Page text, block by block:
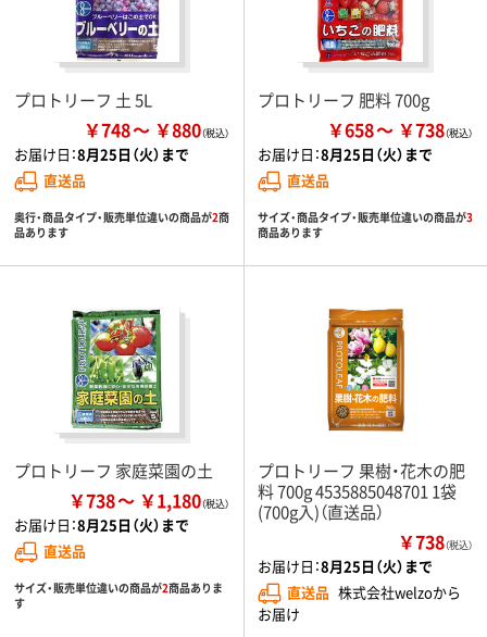
プロトリーフ 土 5L
￥748 ￥880
お届け日：8月25日（火）まで
直送品
奥行・商品タイプ・販売単位違いの商品が2商
品あります
プロトリーフ 肥料 700g
￥658 ￥738
お届け日：8月25日（火）まで
直送品
サイズ・商品タイプ・販売単位違いの商品が3
商品あります
プロトリーフ 家庭菜園の土
￥738 ￥1,180
お届け日：8月25日（火）まで
直送品
サイズ・販売単位違いの商品が2商品ありま
す
プロトリーフ 果樹・花木の肥
料 700g 4535885048701 1袋
(700g入)（直送品）
￥738（税込）
お届け日：8月25日（火）まで
直送品 株式会社welzoから
お届け